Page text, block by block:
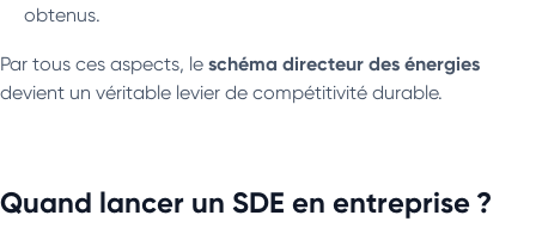
obtenus.
Par tous ces aspects, le schéma directeur des énergies
devient un véritable levier de compétitivité durable.
Quand lancer un SDE en entreprise ?